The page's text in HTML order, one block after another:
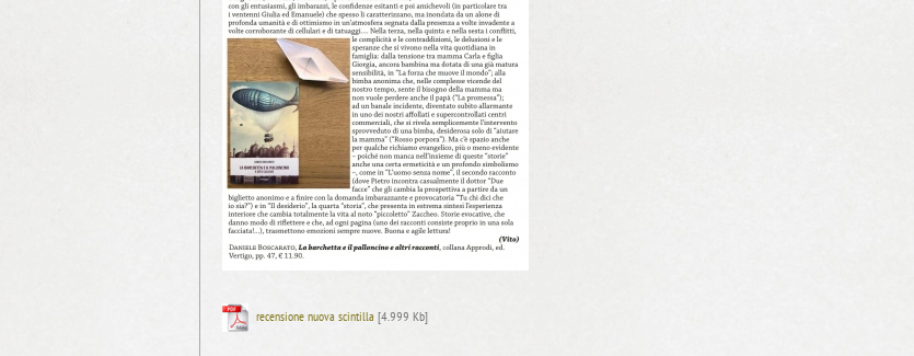
recensione nuova scintilla [4.999 Kb]